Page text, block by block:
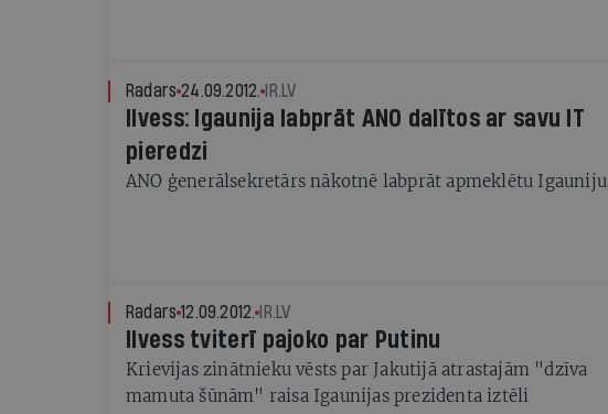
Radars 24.09.2012. IR.LV
Ilvess: Igaunija labprāt ANO dalītos ar savu IT
pieredzi
ANO ģenerālsekretārs nākotnē labprāt apmeklētu Igauniju
Radars 12.09.2012. IR.LV
Ilvess tviterī pajoko par Putinu
Krievijas zinātnieku vēsts par Jakutijā atrastajām "dzīva
mamuta šūnām" raisa Igaunijas prezidenta iztēli